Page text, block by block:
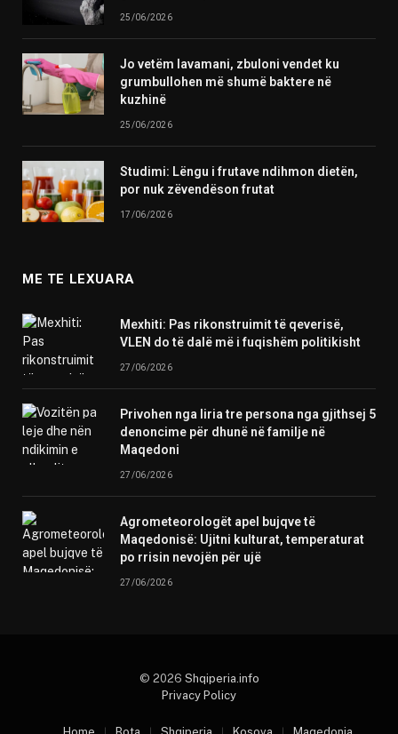
25/06/2026
Jo vetëm lavamani, zbuloni vendet ku
grumbullohen më shumë baktere në
kuzhinë
25/06/2026
Studimi: Lëngu i frutave ndihmon dietën,
por nuk zëvendëson frutat
17/06/2026
ME TE LEXUARA
Mexhiti: Pas rikonstruimit të qeverisë,
VLEN do të dalë më i fuqishëm politikisht
27/06/2026
Privohen nga liria tre persona nga gjithsej 5
denoncime për dhunë në familje në
Maqedoni
27/06/2026
Agrometeorologët apel bujqve të
Maqedonisë: Ujitni kulturat, temperaturat
po rrisin nevojën për ujë
27/06/2026
© 2026 Shqiperia.info
Privacy Policy